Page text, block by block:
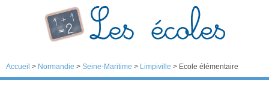
Accueil > Normandie > Seine-Maritime > Limpiville > Ecole élémentaire